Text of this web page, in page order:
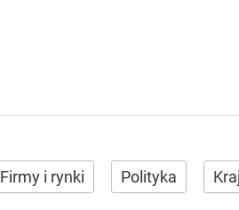
Firmy i rynki Polityka Kraj